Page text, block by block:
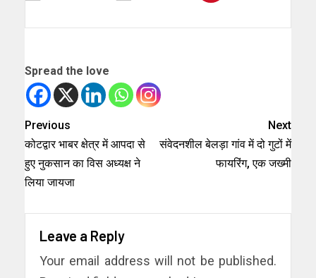
Spread the love
Previous
कोटद्वार भाबर क्षेत्र में आपदा से
हुए नुकसान का विस अध्यक्ष ने
लिया जायजा
Next
संवेदनशील बेलड़ा गांव में दो गुटों में
फायरिंग, एक जख्मी
Leave a Reply
Your email address will not be published.